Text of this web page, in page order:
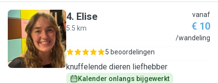
E
4. Elise
5.5 km
vanaf
€ 10
/wandeling
5 beoordelingen
knuffelende dieren liefhebber
Kalender onlangs bijgewerkt